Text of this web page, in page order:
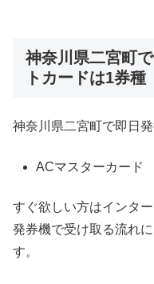
神奈川県二宮町
トカードは1券種
神奈川県二宮町で即日
ACマスターカード
すぐ欲しい方はインタ
発券機で受け取る流れ
す。